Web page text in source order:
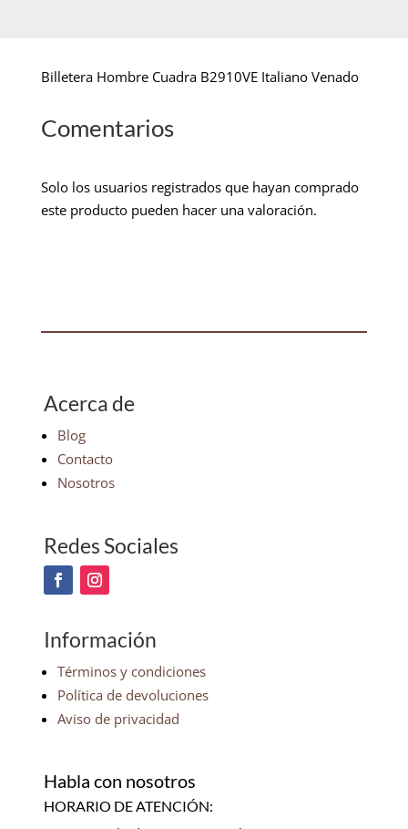
Billetera Hombre Cuadra B2910VE Italiano Venado
Comentarios
Solo los usuarios registrados que hayan comprado
este producto pueden hacer una valoración.
Acerca de
Blog
Contacto
Nosotros
Redes Sociales
Información
Términos y condiciones
Política de devoluciones
Aviso de privacidad
Habla con nosotros
HORARIO DE ATENCIÓN: